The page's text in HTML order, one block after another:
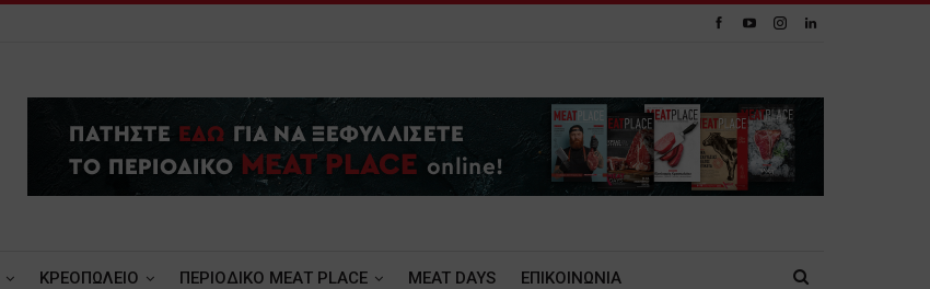
ΚΡΕΟΠΩΛΕΙΟ ΠΕΡΙΟΔΙΚΟ ΜΕΑΤ PLACE MEAT DAYS ΕΠΙΚΟΙΝΩΝΙΑ